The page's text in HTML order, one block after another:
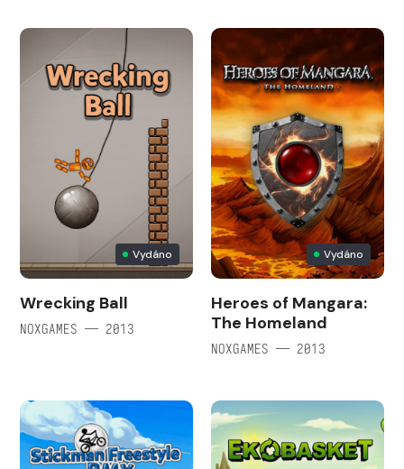
Vydáno
Wrecking Ball
NOXGAMES — 2013
Vydáno
Heroes of Mangara:
The Homeland
NOXGAMES — 2013